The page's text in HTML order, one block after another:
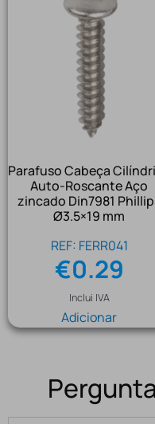
Parafuso Cabeça
Auto-Roscante Aço
zincado Din7981
Ø3.5×19 mm
REF: FERR041
€0.29
Inclui IVA
Adicionar